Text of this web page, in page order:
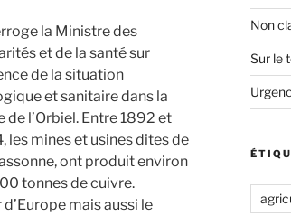
la Ministre des
et de la santé sur
de la situation
et sanitaire dans la
de l’Orbiel. Entre 1892 et
les mines et usines dites de
ont produit environ
tonnes de cuivre.
mais aussi le
Non
Sur le